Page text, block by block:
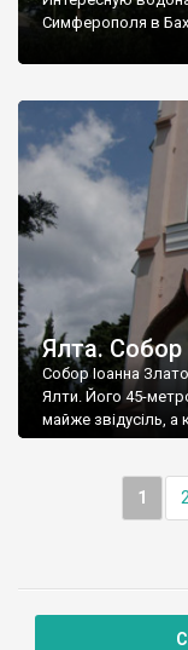
Симферополя в
Ялта. Собор
Собор Іоанна
Ялти. Його 45-
майже звідусіль, а
1 2